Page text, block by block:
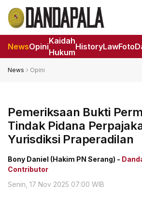
NewsOpini
Kaidah
Hukum
HistoryLawFoto
News Opini
Pemeriksaan Bukti
Tindak Pidana
Yurisdiksi Praperadilan
Bony Daniel (Hakim PN Serang) -
Contributor
Senin, 17 Nov 2025 07:00 WIB